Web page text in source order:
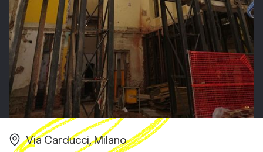
Via Carducci, Milano